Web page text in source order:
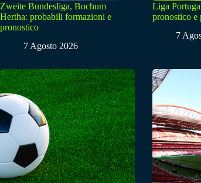
Zweite Bundesliga, Bochum
Hertha: probabili formazioni e
pronostico
7 Agosto 2026
Liga
pronostico
7